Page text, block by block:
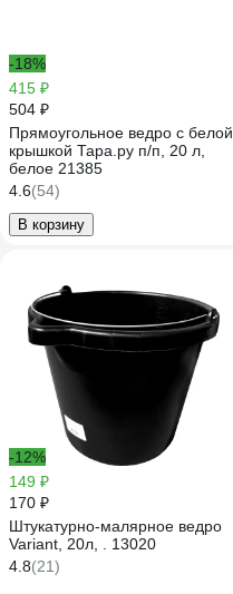
-18%
415 ₽
504 ₽
Прямоугольное ведро с белой
крышкой Тара.ру п/п, 20 л,
белое 21385
4.6(54)
В корзину
-12%
149 ₽
170 ₽
Штукатурно-малярное ведро
Variant, 20л, . 13020
4.8(21)